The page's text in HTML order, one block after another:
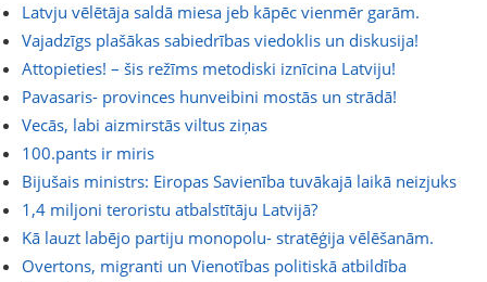
Latvju vēlētāja saldā miesa jeb kāpēc vienmēr garām.
Vajadzīgs plašākas sabiedrības viedoklis un diskusija!
Attopieties! – šis režīms metodiski iznīcina Latviju!
Pavasaris- provinces hunveibini mostās un strādā!
Vecās, labi aizmirstās viltus ziņas
100.pants ir miris
Bijušais ministrs: Eiropas Savienība tuvākajā laikā neizjuks
1,4 miljoni teroristu atbalstītāju Latvijā?
Kā lauzt labējo partiju monopolu- stratēģija vēlēšanām.
Overtons, migranti un Vienotības politiskā atbildība